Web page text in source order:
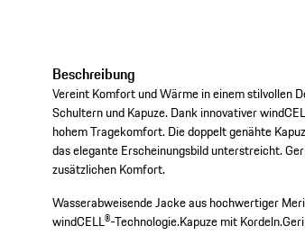
Beschreibung
Vereint Komfort und Wärme in einem stilvollen
Schultern und Kapuze. Dank innovativer
hohem Tragekomfort. Die doppelt genähte
das elegante Erscheinungsbild unterstreicht.
zusätzlichen Komfort.
Wasserabweisende Jacke aus hochwertiger
windCELL®-Technologie.Kapuze mit Kordeln.